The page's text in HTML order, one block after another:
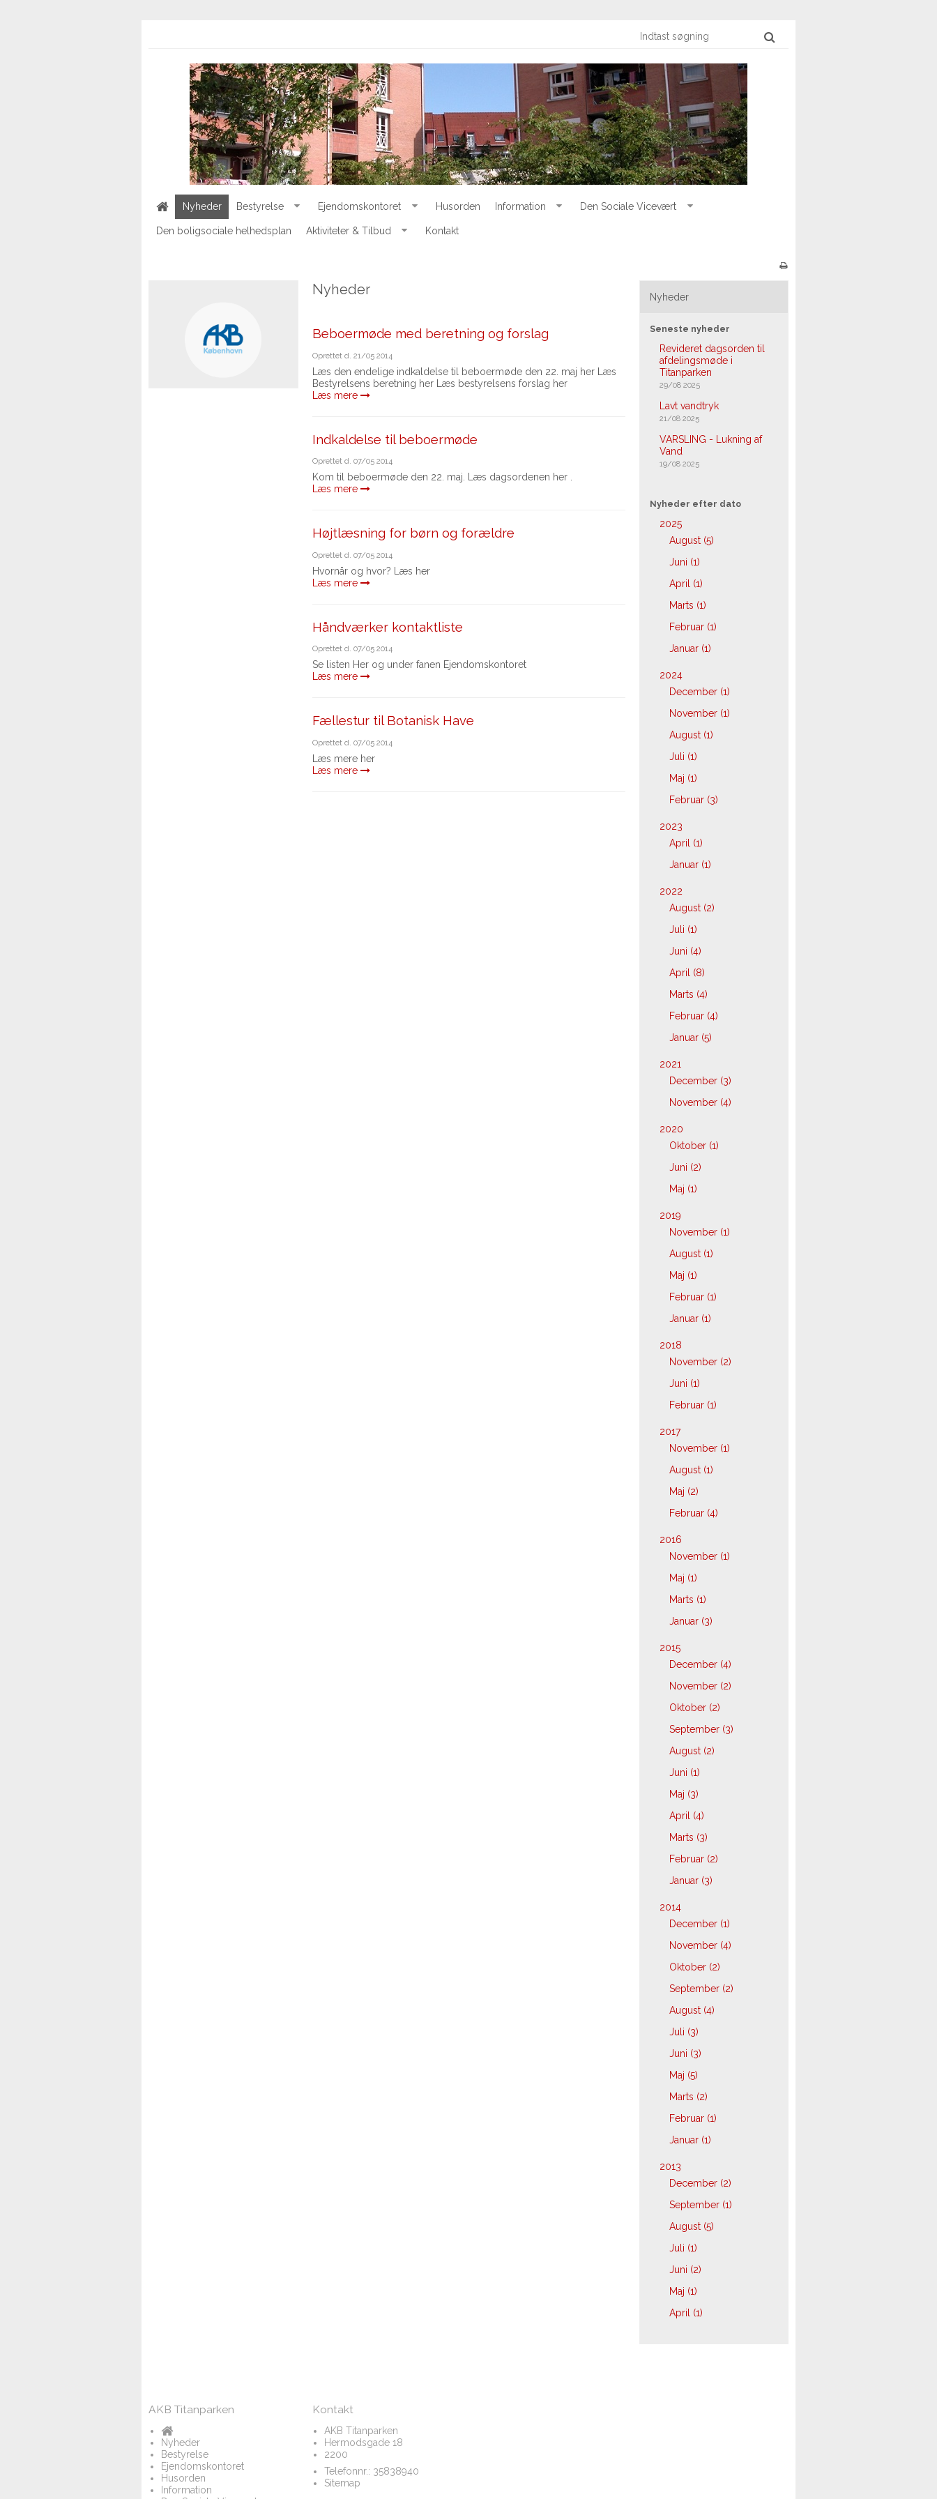
Nyheder Bestyrelse Ejendomskontoret Husorden Information Den Sociale Vicevært
Den boligsociale helhedsplan Aktiviteter & Tilbud Kontakt
Nyheder
Beboermøde med beretning og forslag
Oprettet d. 21/05 2014
Læs den endelige indkaldelse til beboermøde den 22. maj her Læs
Bestyrelsens beretning her Læs bestyrelsens forslag her
Læs mere
Indkaldelse til beboermøde
Oprettet d. 07/05 2014
Kom til beboermøde den 22. maj. Læs dagsordenen her .
Læs mere
Højtlæsning for børn og forældre
Oprettet d. 07/05 2014
Hvornår og hvor? Læs her
Læs mere
Håndværker kontaktliste
Oprettet d. 07/05 2014
Se listen Her og under fanen Ejendomskontoret
Læs mere
Fællestur til Botanisk Have
Oprettet d. 07/05 2014
Læs mere her
Læs mere
Nyheder
Seneste nyheder
Revideret dagsorden til
afdelingsmøde i
Titanparken
29/08 2025
Lavt vandtryk
21/08 2025
VARSLING - Lukning af
Vand
19/08 2025
Nyheder efter dato
2025
August (5)
Juni (1)
April (1)
Marts (1)
Februar (1)
Januar (1)
2024
December (1)
November (1)
August (1)
Juli (1)
Maj (1)
Februar (3)
2023
April (1)
Januar (1)
2022
August (2)
Juli (1)
Juni (4)
April (8)
Marts (4)
Februar (4)
Januar (5)
2021
December (3)
November (4)
2020
Oktober (1)
Juni (2)
Maj (1)
2019
November (1)
August (1)
Maj (1)
Februar (1)
Januar (1)
2018
November (2)
Juni (1)
Februar (1)
2017
November (1)
August (1)
Maj (2)
Februar (4)
2016
November (1)
Maj (1)
Marts (1)
Januar (3)
2015
December (4)
November (2)
Oktober (2)
September (3)
August (2)
Juni (1)
Maj (3)
April (4)
Marts (3)
Februar (2)
Januar (3)
2014
December (1)
November (4)
Oktober (2)
September (2)
August (4)
Juli (3)
Juni (3)
Maj (5)
Marts (2)
Februar (1)
Januar (1)
2013
December (2)
September (1)
August (5)
Juli (1)
Juni (2)
Maj (1)
April (1)
AKB Titanparken
Nyheder
Bestyrelse
Ejendomskontoret
Husorden
Information
Kontakt
AKB Titanparken
Hermodsgade 18
2200
Telefonnr.: 35838940
Sitemap